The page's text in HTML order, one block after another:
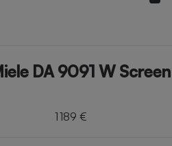
DA 9091 W Screen
1 189 €